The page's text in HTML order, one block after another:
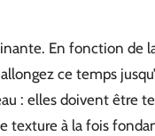
En fonction de
ce temps
: elles doivent être
texture à la fois